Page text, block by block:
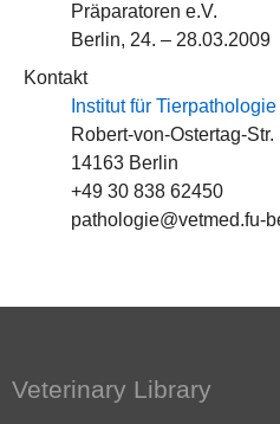
Präparatoren e.V.
Berlin, 24. – 28.03.2009
Kontakt
Institut für Tierpathologie
Robert-von-Ostertag-Str.
14163 Berlin
+49 30 838 62450
pathologie@vetmed.fu-
Veterinary Library